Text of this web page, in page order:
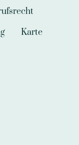
Karte